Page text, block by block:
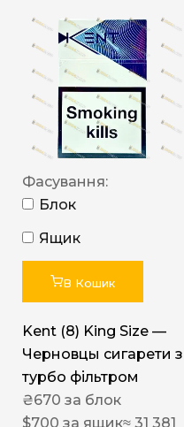
Фасування:
Блок
Ящик
В Кошик
Kent (8) King Size —
Черновцы сигарети з
турбо фільтром
₴670 за блок
$700 за ящик≈ 31 381